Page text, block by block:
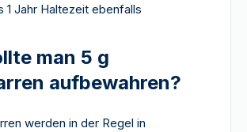
1 Jahr Haltezeit ebenfalls
man 5 g
aufbewahren?
werden in der Regel in